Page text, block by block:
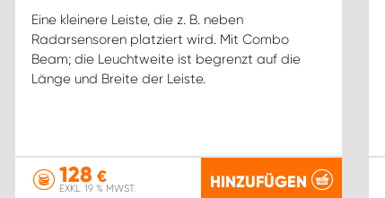
Eine kleinere Leiste, die z. B. neben
Radarsensoren platziert wird. Mit Combo
Beam; die Leuchtweite ist begrenzt auf die
Länge und Breite der Leiste.
128 €
EXKL. 19 % MWST. HINZUFÜGEN